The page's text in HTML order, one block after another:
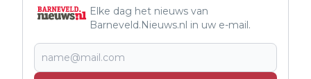
Elke dag het nieuws van
Barneveld.Nieuws.nl in uw e-mail.